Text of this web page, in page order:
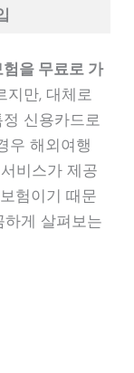
을 무료로 가
지만, 대체로
신용카드로
우 해외여행
비스가 제공
험이기 때문
게 살펴보는